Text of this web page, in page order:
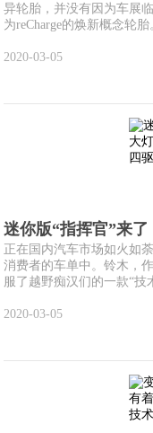
异轮胎，并没有因为车展
为reCharge的焕新概念轮胎
2020-03-05
迷你版“指挥官”来
正在国内汽车市场如火如
消费者的车单中。铃木，
服了越野痴汉们的一款“技
2020-03-05